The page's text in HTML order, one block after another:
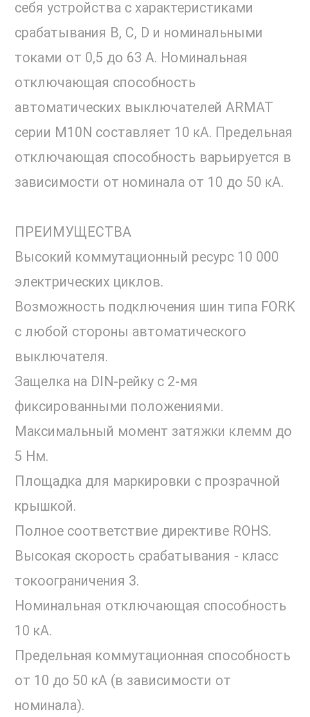
себя устройства с характеристиками
срабатывания B, C, D и номинальными
токами от 0,5 до 63 А. Номинальная
отключающая способность
автоматических выключателей ARMAT
серии M10N составляет 10 кА. Предельная
отключающая способность варьируется в
зависимости от номинала от 10 до 50 кА.
ПРЕИМУЩЕСТВА
Высокий коммутационный ресурс 10 000
электрических циклов.
Возможность подключения шин типа FORK
с любой стороны автоматического
выключателя.
Защелка на DIN-рейку с 2-мя
фиксированными положениями.
Максимальный момент затяжки клемм до
5 Нм.
Площадка для маркировки с прозрачной
крышкой.
Полное соответствие директиве ROHS.
Высокая скорость срабатывания - класс
токоограничения 3.
Номинальная отключающая способность
10 кА.
Предельная коммутационная способность
от 10 до 50 кА (в зависимости от
номинала).